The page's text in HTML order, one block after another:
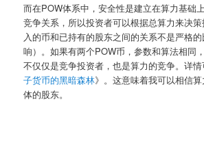
而在POW体系中，安全性是建立在算力基础
竞争关系，所以投资者可以根据总算力来决
入的币和已持有的股东之间的关系不是严格
响）。如果有两个POW币，参数和算法相同
不仅仅是竞争投资者，也是算力的竞争。详
子货币的黑暗森林》。这意味着我可以相信
体的股东。